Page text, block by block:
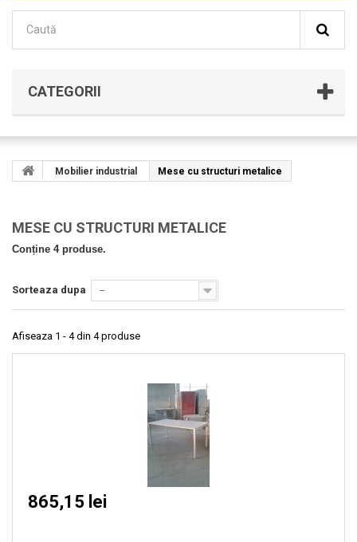
CATEGORII
Mobilier industrial Mese cu structuri metalice
MESE CU STRUCTURI METALICE
Conține 4 produse.
Sorteaza dupa --
Afiseaza 1 - 4 din 4 produse
865,15 lei